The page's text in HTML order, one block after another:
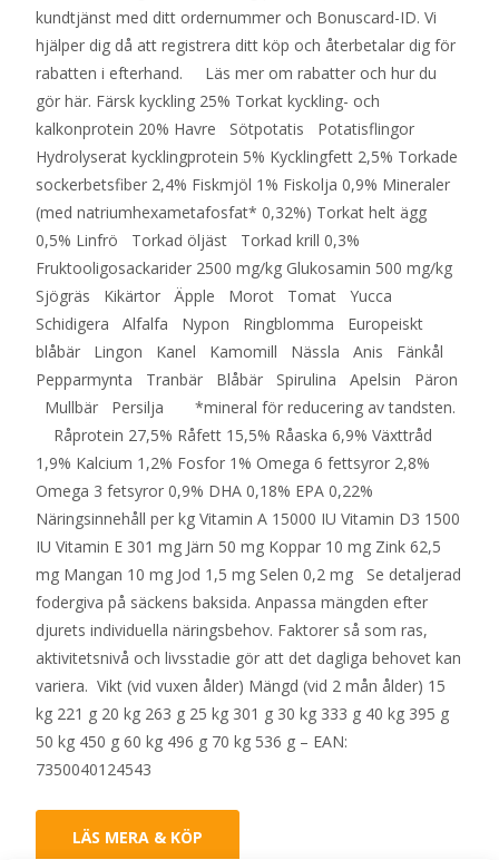
kundtjänst med ditt ordernummer och Bonuscard-ID. Vi
hjälper dig då att registrera ditt köp och återbetalar dig för
rabatten i efterhand. Läs mer om rabatter och hur du
gör här. Färsk kyckling 25% Torkat kyckling- och
kalkonprotein 20% Havre Sötpotatis Potatisflingor
Hydrolyserat kycklingprotein 5% Kycklingfett 2,5% Torkade
sockerbetsfiber 2,4% Fiskmjöl 1% Fiskolja 0,9% Mineraler
(med natriumhexametafosfat* 0,32%) Torkat helt ägg
0,5% Linfrö Torkad öljäst Torkad krill 0,3%
Fruktooligosackarider 2500 mg/kg Glukosamin 500 mg/kg
Sjögräs Kikärtor Äpple Morot Tomat Yucca
Schidigera Alfalfa Nypon Ringblomma Europeiskt
blåbär Lingon Kanel Kamomill Nässla Anis Fänkål
Pepparmynta Tranbär Blåbär Spirulina Apelsin Päron
Mullbär Persilja *mineral för reducering av tandsten.
Råprotein 27,5% Råfett 15,5% Råaska 6,9% Växttråd
1,9% Kalcium 1,2% Fosfor 1% Omega 6 fettsyror 2,8%
Omega 3 fetsyror 0,9% DHA 0,18% EPA 0,22%
Näringsinnehåll per kg Vitamin A 15000 IU Vitamin D3 1500
IU Vitamin E 301 mg Järn 50 mg Koppar 10 mg Zink 62,5
mg Mangan 10 mg Jod 1,5 mg Selen 0,2 mg Se detaljerad
fodergiva på säckens baksida. Anpassa mängden efter
djurets individuella näringsbehov. Faktorer så som ras,
aktivitetsnivå och livsstadie gör att det dagliga behovet kan
variera. Vikt (vid vuxen ålder) Mängd (vid 2 mån ålder) 15
kg 221 g 20 kg 263 g 25 kg 301 g 30 kg 333 g 40 kg 395 g
50 kg 450 g 60 kg 496 g 70 kg 536 g – EAN:
7350040124543
LÄS MERA & KÖP